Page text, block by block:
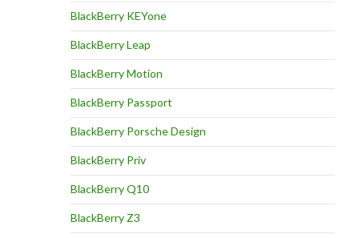
BlackBerry KEYone
BlackBerry Leap
BlackBerry Motion
BlackBerry Passport
BlackBerry Porsche Design
BlackBerry Priv
BlackBerry Q10
BlackBerry Z3